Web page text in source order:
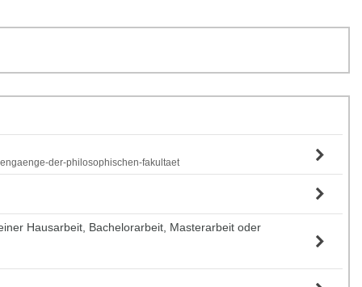
der-philosophischen-fakultaet
Hausarbeit, Bachelorarbeit, Masterarbeit oder